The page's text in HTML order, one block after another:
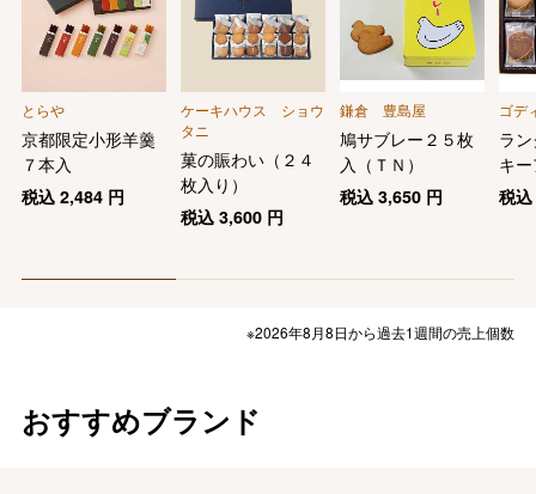
とらや
京都限定小形羊羹
７本入
税込 2,484円
ケーキハウス ショウ
タニ
菓の賑わい（２４
枚入り）
税込3,600 円
鎌倉 豊島屋
鳩サブレー２５枚
入（ＴＮ）
税込3,650 円
ゴデ
ラ
キ
ト
税
※2026年8月8日から過去1週間の売上個数
おすすめブランド